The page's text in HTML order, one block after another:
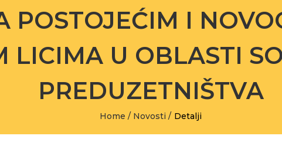
POSTOJEĆIM I
LICIMA U OBLASTI
PREDUZETNIŠTVA
Home / Novosti / Detalji